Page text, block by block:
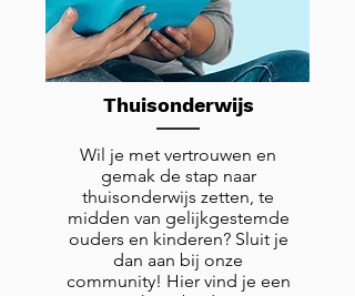
Thuisonderwijs
Wil je met vertrouwen en
gemak de stap naar
thuisonderwijs zetten, te
midden van gelijkgestemde
ouders en kinderen? Sluit je
dan aan bij onze
community! Hier vind je een